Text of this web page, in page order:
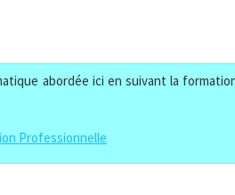
abordée ici en suivant la
Professionnelle